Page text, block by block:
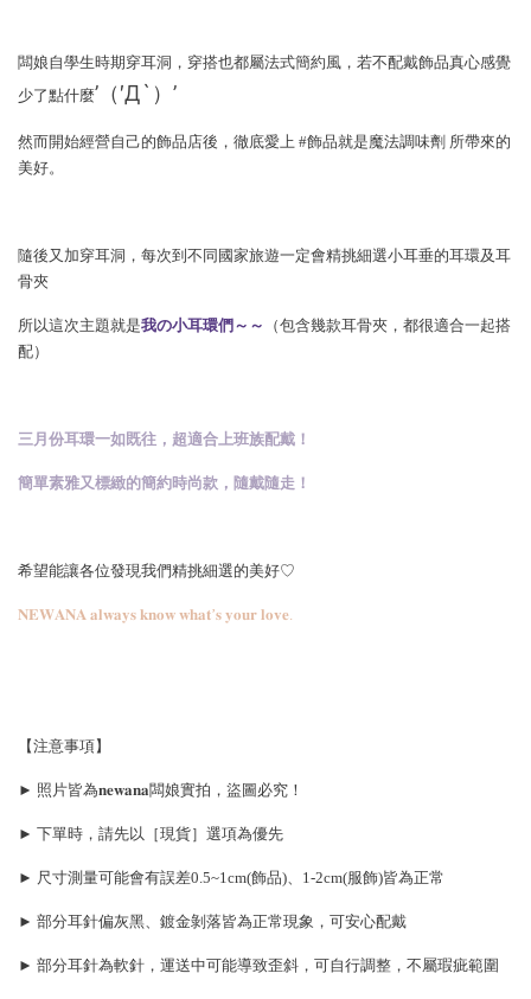
闆娘自學生時期穿耳洞，穿搭也都屬法式簡約風，若不配戴飾品真心感覺
少了點什麼’（′Д`）’
然而開始經營自己的飾品店後，徹底愛上 #飾品就是魔法調味劑 所帶來的
美好。
隨後又加穿耳洞，每次到不同國家旅遊一定會精挑細選小耳垂的耳環及耳
骨夾
所以這次主題就是我の小耳環們～～
（包含幾款耳骨夾，都很適合一起搭
配）
三月份耳環一如既往，超適合上班族配戴！
簡單素雅又標緻的簡約時尚款，隨戴隨走！
希望能讓各位發現我們精挑細選的美好♡
𝐍𝐄𝐖𝐀𝐍𝐀 𝐚𝐥𝐰𝐚𝐲𝐬 𝐤𝐧𝐨𝐰 𝐰𝐡𝐚𝐭’𝐬 𝐲𝐨𝐮𝐫 𝐥𝐨𝐯𝐞.
【注意事項】
► 照片皆為𝐧𝐞𝐰𝐚𝐧𝐚闆娘實拍，盜圖必究！
► 下單時，請先以［現貨］選項為優先
► 尺寸測量可能會有誤差0.5~1cm(飾品)、1-2cm(服飾)皆為正常
► 部分耳針偏灰黑、鍍金剝落皆為正常現象，可安心配戴
► 部分耳針為軟針，運送中可能導致歪斜，可自行調整，不屬瑕疵範圍